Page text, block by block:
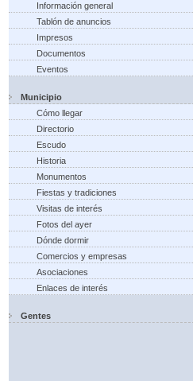
Información general
Tablón de anuncios
Impresos
Documentos
Eventos
Municipio
Cómo llegar
Directorio
Escudo
Historia
Monumentos
Fiestas y tradiciones
Visitas de interés
Fotos del ayer
Dónde dormir
Comercios y empresas
Asociaciones
Enlaces de interés
Gentes